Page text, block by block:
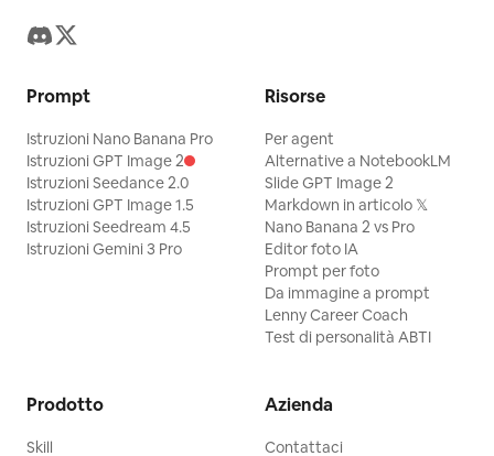
Prompt
Istruzioni Nano Banana Pro
Istruzioni GPT Image 2
Istruzioni Seedance 2.0
Istruzioni GPT Image 1.5
Istruzioni Seedream 4.5
Istruzioni Gemini 3 Pro
Risorse
Per agent
Alternative a NotebookLM
Slide GPT Image 2
Markdown in articolo 𝕏
Nano Banana 2 vs Pro
Editor foto IA
Prompt per foto
Da immagine a prompt
Lenny Career Coach
Test di personalità ABTI
Prodotto
Skill
Azienda
Contattaci